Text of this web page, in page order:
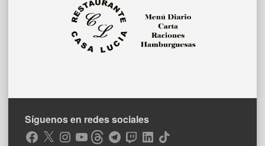
Síguenos en redes sociales
Facebook
X Instagram
YouTubeThreadsTelegramTwitchLinkedIn
TikTok